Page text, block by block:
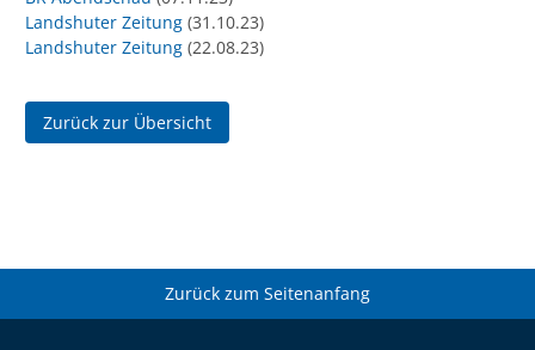
Landshuter Zeitung (31.10.23)
Landshuter Zeitung (22.08.23)
Zurück zur Übersicht
Zurück zum Seitenanfang